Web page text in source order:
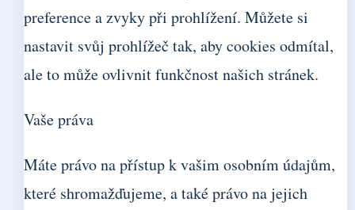
preference a zvyky při prohlížení. Můžete si
nastavit svůj prohlížeč tak, aby cookies odmítal,
ale to může ovlivnit funkčnost našich stránek.
Vaše práva
Máte právo na přístup k vašim osobním údajům,
které shromažďujeme, a také právo na jejich